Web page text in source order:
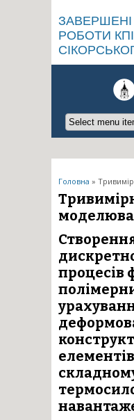
ЗАВЕРШЕНІ
РОБОТИ
Ви є тут
Головна »
процесів